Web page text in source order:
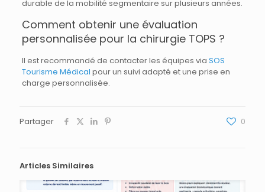
durable de la mobilité segmentaire sur plusieurs années.
Comment obtenir une évaluation
personnalisée pour la chirurgie TOPS ?
Il est recommandé de contacter les équipes via SOS
Tourisme Médical pour un suivi adapté et une prise en
charge personnalisée.
Partager 0
Articles Similaires